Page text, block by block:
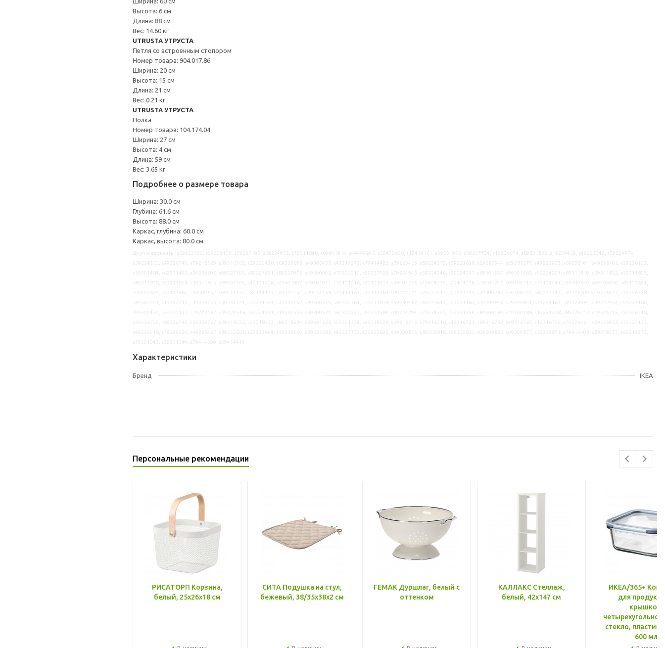
Высота: 6 см
Длина: 88 см
Вес: 14.60 кг
UTRUSTA УТРУСТА
Петля со встроенным стопором
Номер товара: 904.017.86
Ширина: 20 см
Высота: 15 см
Длина: 21 см
Вес: 0.21 кг
UTRUSTA УТРУСТА
Полка
Номер товара: 104.174.04
Ширина: 27 см
Высота: 4 см
Длина: 59 см
Вес: 3.65 кг
Подробнее о размере товара
Ширина: 30.0 см
Глубина: 61.6 см
Высота: 88.0 см
Каркас, глубина: 60.0 см
Каркас, высота: 80.0 см
Характеристики
Бренд IKEA
Персональные рекомендации
РИСАТОРП Корзина,
белый, 25x26x18 см
СИТА Подушка на стул,
бежевый, 38/35x38x2 см
ГЕМАК Дуршлаг, белый с
оттенком
КАЛЛАКС Стеллаж,
белый, 42x147 см
ИКЕА/365+
для
крышкой,
стекло, пластик
600 мл